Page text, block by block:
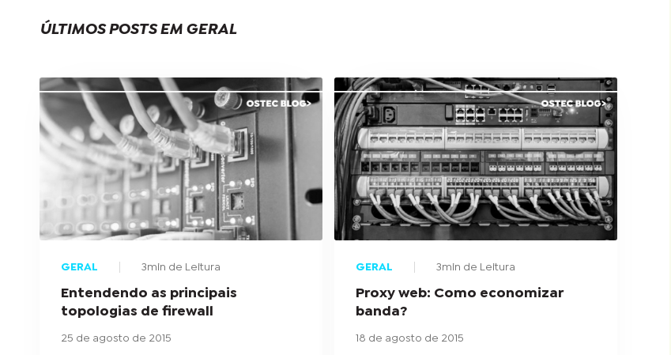
ÚLTIMOS POSTS EM GERAL
GERAL 3min de Leitura
Entendendo as principais
topologias de firewall
25 de agosto de 2015
GERAL 3min de Leitura
Proxy web: Como economizar
banda?
18 de agosto de 2015